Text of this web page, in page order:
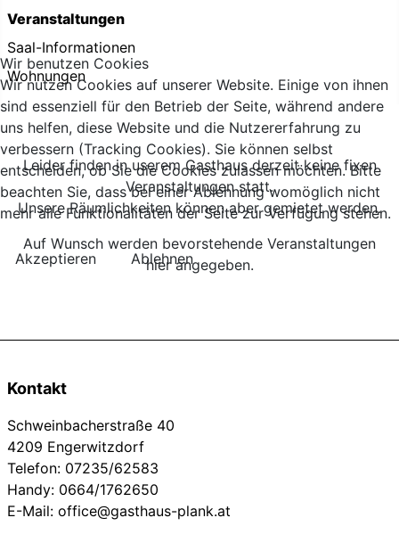
Veranstaltungen
Saal-Informationen
Wohnungen
Leider finden in userem Gasthaus derzeit keine fixen
Veranstaltungen statt.
Unsere Räumlichkeiten können aber gemietet werden.
Auf Wunsch werden bevorstehende Veranstaltungen
hier angegeben.
Kontakt
Schweinbacherstraße 40
4209 Engerwitzdorf
Telefon: 07235/62583
Handy: 0664/1762650
E-Mail: office@gasthaus-plank.at
Wir benutzen Cookies
Wir nutzen Cookies auf unserer Website. Einige von ihnen
sind essenziell für den Betrieb der Seite, während andere
uns helfen, diese Website und die Nutzererfahrung zu
verbessern (Tracking Cookies). Sie können selbst
entscheiden, ob Sie die Cookies zulassen möchten. Bitte
beachten Sie, dass bei einer Ablehnung womöglich nicht
mehr alle Funktionalitäten der Seite zur Verfügung stehen.
Akzeptieren Ablehnen